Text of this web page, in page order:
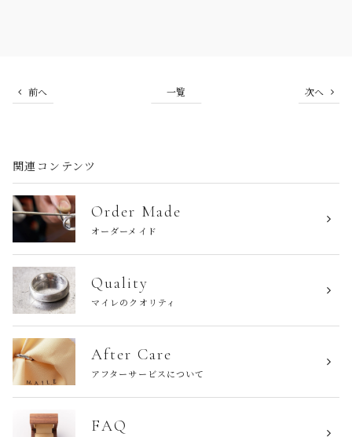
前へ 一覧 次へ
関連コンテンツ
Order Made
オーダーメイド
Quality
マイレのクオリティ
After Care
アフターサービスについて
FAQ